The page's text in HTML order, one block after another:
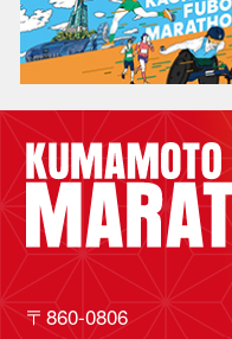
〒860-0806